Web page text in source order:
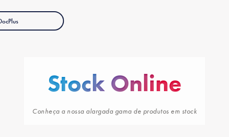
Stock Online
Conheça a nossa alargada gama de produtos em stock